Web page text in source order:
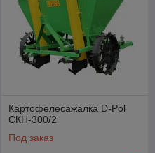
Картофелесажалка D-Pol
СКН-300/2
Под заказ